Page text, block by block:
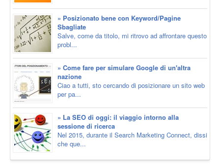
» Posizionato bene con Keyword/Pagine
Sbagliate
Salve, come da titolo, mi ritrovo ad affrontare questo
probl...
» Come fare per simulare Google di un'altra
nazione
Ciao a tutti, sto cercando di posizionare un sito web
per pa...
» La SEO di oggi: il viaggio intorno alla
sessione di ricerca
Nel 2015, durante il Search Marketing Connect, dissi
che que...